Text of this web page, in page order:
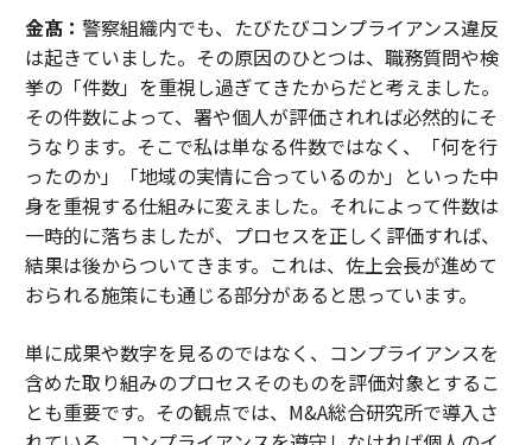
金髙： 警察組織内でも、たびたびコンプライアンス違反
は起きていました。その原因のひとつは、職務質問や検
挙の「件数」を重視し過ぎてきたからだと考えました。
その件数によって、署や個人が評価されれば必然的にそ
うなります。そこで私は単なる件数ではなく、「何を行
ったのか」「地域の実情に合っているのか」といった中
身を重視する仕組みに変えました。それによって件数は
一時的に落ちましたが、プロセスを正しく評価すれば、
結果は後からついてきます。これは、佐上会長が進めて
おられる施策にも通じる部分があると思っています。
単に成果や数字を見るのではなく、コンプライアンスを
含めた取り組みのプロセスそのものを評価対象とするこ
とも重要です。その観点では、M&A総合研究所で導入さ